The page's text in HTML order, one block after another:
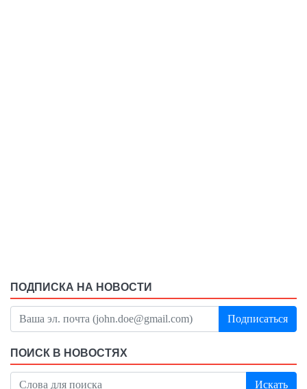
ПОДПИСКА НА НОВОСТИ
Подписаться
ПОИСК В НОВОСТЯХ
Искать